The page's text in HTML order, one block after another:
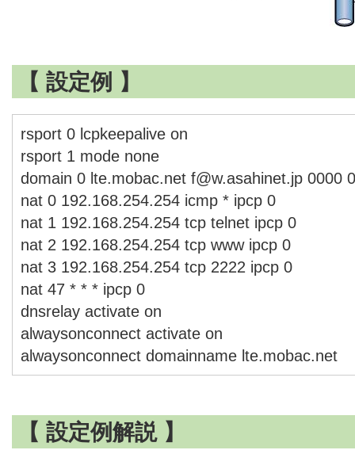
【 設定例 】
rsport 0 lcpkeepalive on
rsport 1 mode none
domain 0 lte.mobac.net f@w.asahinet.jp 0000
nat 0 192.168.254.254 icmp * ipcp 0
nat 1 192.168.254.254 tcp telnet ipcp 0
nat 2 192.168.254.254 tcp www ipcp 0
nat 3 192.168.254.254 tcp 2222 ipcp 0
nat 47 * * * ipcp 0
dnsrelay activate on
alwaysonconnect activate on
alwaysonconnect domainname lte.mobac.net
【 設定例解説 】